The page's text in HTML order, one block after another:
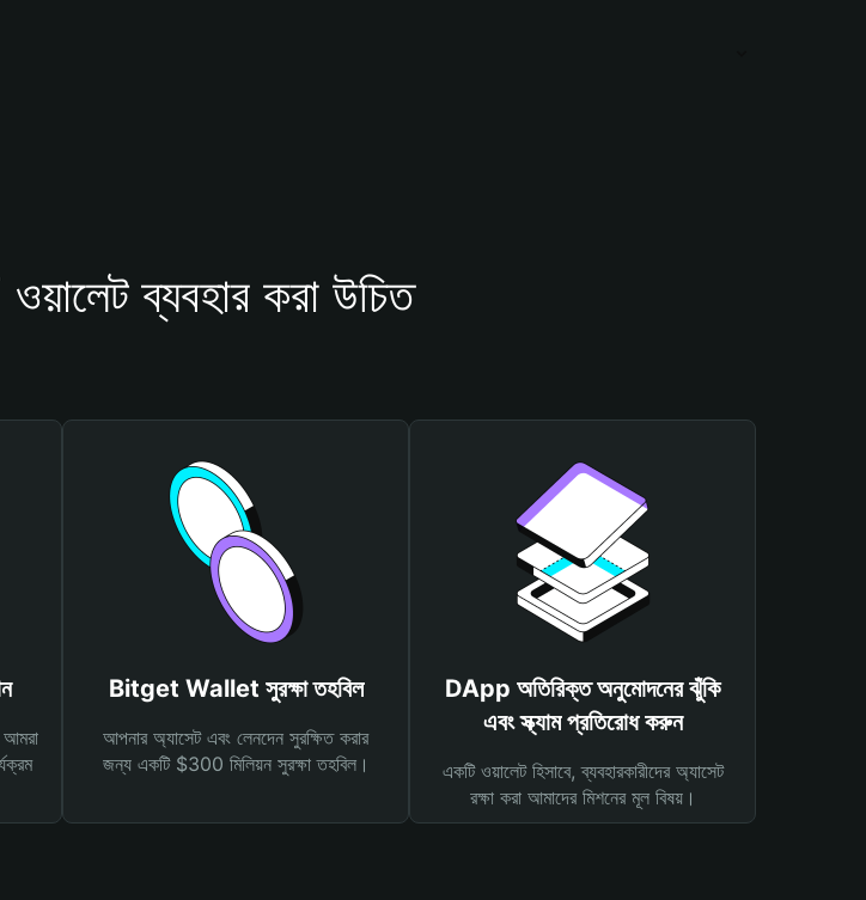
ব্যবহার করা উচিত
Bitget Wallet সুরক্ষা তহবিল
আপনার অ্যাসেট এবং লেনদেন সুরক্ষিত করার
জন্য একটি $300 মিলিয়ন সুরক্ষা তহবিল।
DApp অতিরিক্ত অনুমোদনের ঝুঁকি
এবং স্ক্যাম প্রতিরোধ করুন
একটি ওয়ালেট হিসাবে, ব্যবহারকারীদের অ্যাসেট
রক্ষা করা আমাদের মিশনের মূল বিষয়।